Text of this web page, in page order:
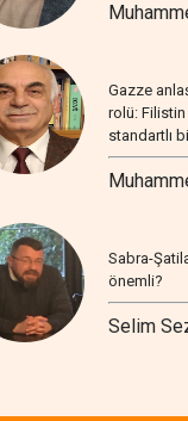
Gazze
rolü:
standartlı
Sabra-
önemli?
Selim